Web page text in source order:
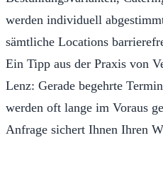
werden individuell
sämtliche Locations
Ein Tipp aus der Praxis von
Lenz: Gerade begehrte
werden oft lange im Voraus
Anfrage sichert Ihnen Ihren